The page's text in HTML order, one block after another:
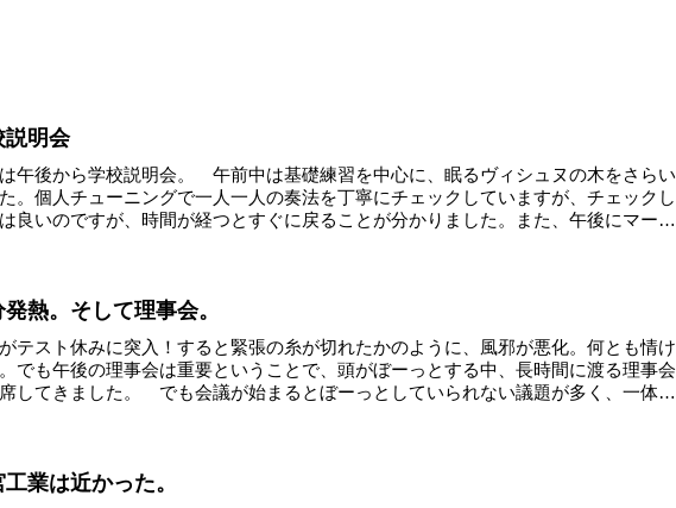
説明会
午後から学校説明会。 午前中は基礎練習を中心に、眠るヴィシュヌの木をさらい
。個人チューニングで一人一人の奏法を丁寧にチェックしていますが、チェックし
良いのですが、時間が経つとすぐに戻ることが分かりました。また、午後にマー
発熱。そして理事会。
テスト休みに突入！すると緊張の糸が切れたかのように、風邪が悪化。何とも情け
でも午後の理事会は重要ということで、頭がぼーっとする中、長時間に渡る理事会
してきました。 でも会議が始まるとぼーっとしていられない議題が多く、一体
工業は近かった。